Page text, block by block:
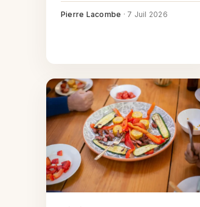
Pierre Lacombe · 7 Juil 2026